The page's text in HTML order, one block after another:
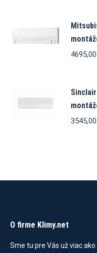
4695,00
3545,00
O firme Klimy.net
Sme tu pre Vás už viac